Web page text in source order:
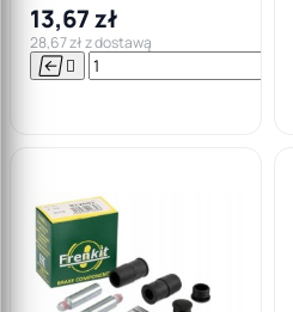
13,67 zł
28,67 zł z dostawą
 